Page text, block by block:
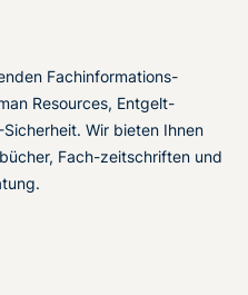
Fachinformations-
Resources, Entgelt-
Wir bieten Ihnen
Fach-zeitschriften und